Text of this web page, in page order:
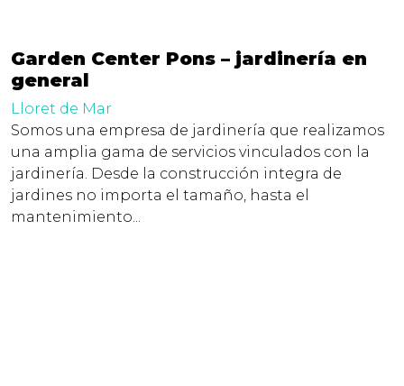
Garden Center Pons – jardinería en
general
Lloret de Mar
Somos una empresa de jardinería que realizamos
una amplia gama de servicios vinculados con la
jardinería. Desde la construcción integra de
jardines no importa el tamaño, hasta el
mantenimiento...